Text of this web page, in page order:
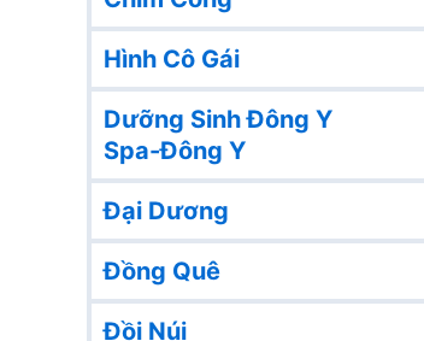
Hình Cô Gái
Dưỡng Sinh Đông Y
Spa-Đông Y
Đại Dương
Đồng Quê
Đồi Núi